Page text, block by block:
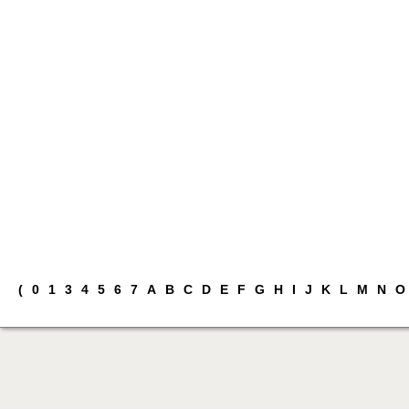
( 0 1 3 4 5 6 7 A B C D E F G H I J K L M N O